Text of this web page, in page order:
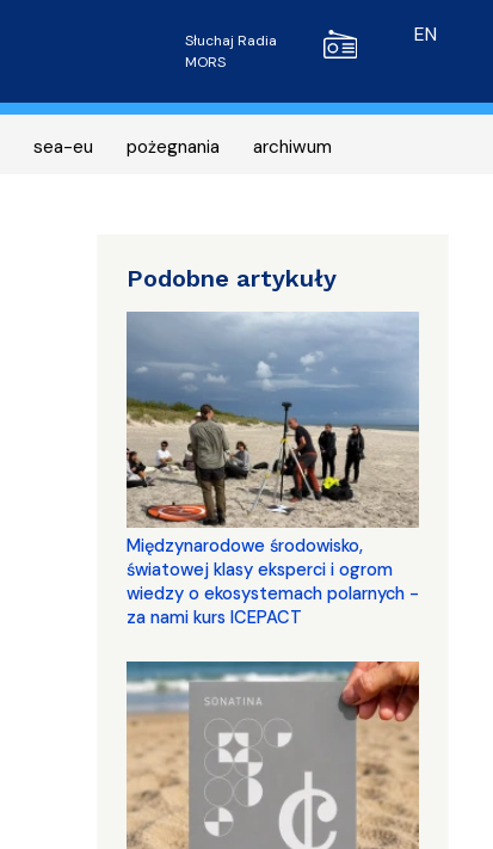
Radio MORS
Słuchaj Radia
MORS
EN
sea-eu pożegnania archiwum
Podobne artykuły
Międzynarodowe środowisko,
światowej klasy eksperci i ogrom
wiedzy o ekosystemach polarnych -
za nami kurs ICEPACT